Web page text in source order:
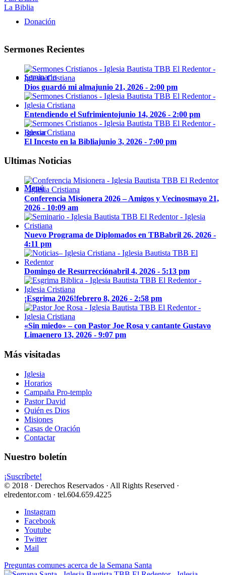
Donación
Seminario
Buscar
Menú
La Biblia
Sermones Recientes
Dios guardó mi almajunio 21, 2026 - 2:00 pm
Entendiendo el Sufrimientojunio 14, 2026 - 2:00 pm
El Incesto en la Bibliajunio 3, 2026 - 7:00 pm
Ultimas Noticias
Conferencia Misionera 2026 – Amigos y Vecinosmayo 21,
2026 - 10:09 am
Nuevo Programa de Diplomados en TBBabril 26, 2026 -
4:11 pm
Domingo de Resurrecciónabril 4, 2026 - 5:13 pm
¡Esgrima 2026!febrero 8, 2026 - 2:58 pm
«Sin miedo» – con Pastor Joe Rosa y cantante Gustavo
Limaenero 13, 2026 - 9:07 pm
Más visitadas
Iglesia
Horarios
Campaña Pro-templo
Pastor David
Quién es Dios
Misiones
Casas de Oración
Contactar
Nuestro boletín
¡Suscríbete!
© 2018 · Derechos Reservados · All Rights Reserved ·
elredentor.com · tel.604.659.4225
Instagram
Facebook
Youtube
Twitter
Mail
Preguntas comunes acerca de la Semana Santa